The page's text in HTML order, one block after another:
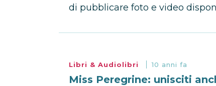
di pubblicare foto e video
Libri & Audiolibri 10 anni fa
Miss Peregrine: unisciti